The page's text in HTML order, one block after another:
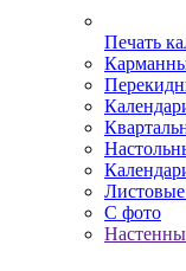
Печать
С фото